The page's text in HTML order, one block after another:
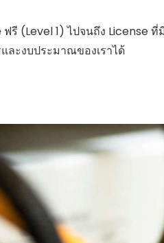
รี (Level 1) ไปจนถึง License ที่
ละงบประมาณของเราได้